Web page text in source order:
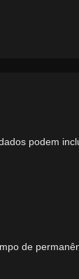
podem
de